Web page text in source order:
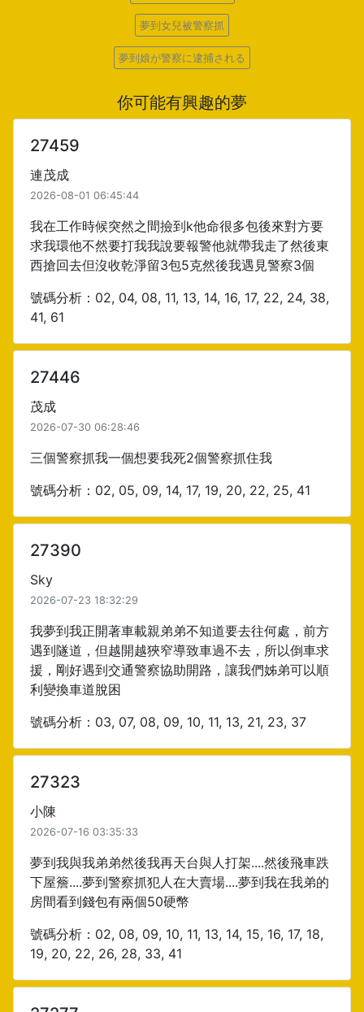
夢到女兒被警察抓
夢到娘が警察に逮捕される
你可能有興趣的夢
27459
連茂成
2026-08-01 06:45:44
我在工作時候突然之間撿到k他命很多包後來對方要
求我環他不然要打我我說要報警他就帶我走了然後東
西搶回去但沒收乾淨留3包5克然後我遇見警察3個
號碼分析：02, 04, 08, 11, 13, 14, 16, 17, 22, 24, 38,
41, 61
27446
茂成
2026-07-30 06:28:46
三個警察抓我一個想要我死2個警察抓住我
號碼分析：02, 05, 09, 14, 17, 19, 20, 22, 25, 41
27390
Sky
2026-07-23 18:32:29
我夢到我正開著車載親弟弟不知道要去往何處，前方
遇到隧道，但越開越狹窄導致車過不去，所以倒車求
援，剛好遇到交通警察協助開路，讓我們姊弟可以順
利變換車道脫困
號碼分析：03, 07, 08, 09, 10, 11, 13, 21, 23, 37
27323
小陳
2026-07-16 03:35:33
夢到我與我弟弟然後我再天台與人打架....然後飛車跌
下屋簷....夢到警察抓犯人在大賣場....夢到我在我弟的
房間看到錢包有兩個50硬幣
號碼分析：02, 08, 09, 10, 11, 13, 14, 15, 16, 17, 18,
19, 20, 22, 26, 28, 33, 41